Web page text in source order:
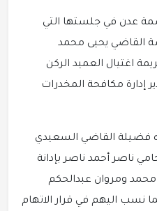
عدن في جلستها التي
القاضي يحيى محمد
اغتيال العميد الركن
إدارة مكافحة المخدرات
فضيلة القاضي السعيدي
ناصر أحمد ناصر بإدانة
محمد ومروان عبدالحكم
اليهم في قرار الاتهام